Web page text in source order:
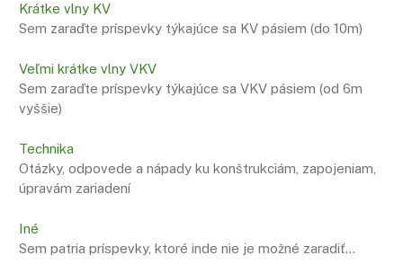
Krátke vlny KV
Sem zaraďte príspevky týkajúce sa KV pásiem (do 10m)
Veľmi krátke vlny VKV
Sem zaraďte príspevky týkajúce sa VKV pásiem (od 6m
vyššie)
Technika
Otázky, odpovede a nápady ku konštrukciám, zapojeniam,
úpravám zariadení
Iné
Sem patria príspevky, ktoré inde nie je možné zaradiť…